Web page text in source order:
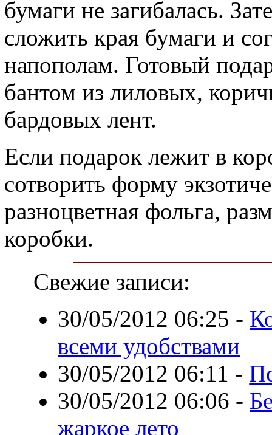
бумаги не загибалась.
сложить края бумаги и
напополам. Готовый
бантом из лиловых,
бардовых лент.
Если подарок лежит в
сотворить форму
разноцветная фольга,
коробки.
Свежие записи:
30/05/2012 06:25 -
всеми удобствами
30/05/2012 06:11 -
30/05/2012 06:06 -
жаркое лето